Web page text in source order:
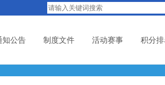
知公告 制度文件 活动赛事 积分排